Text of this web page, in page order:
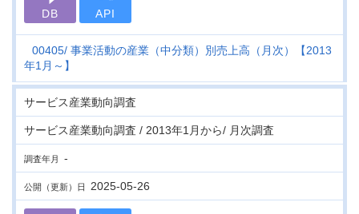
DB API
00405 事業活動の産業（中分類）別売上高（月次）【2013
年1月～】
サービス産業動向調査
サービス産業動向調査 / 2013年1月から/ 月次調査
調査年月 -
公開（更新）日 2025-05-26